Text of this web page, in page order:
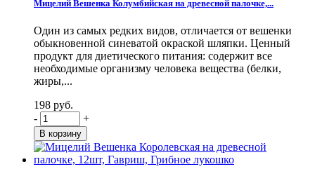
Мицелий Вешенка Колумбийская на древесной палочке,...
Один из самых редких видов, отличается от вешенки
обыкновенной синеватой окраской шляпки. Ценный
продукт для диетического питания: содержит все
необходимые организму человека вещества (белки,
жиры,...
198 руб.
-
+